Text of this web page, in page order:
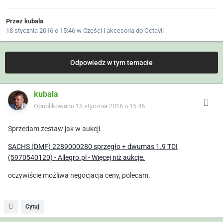
Przez kubala
18 stycznia 2016 o 15:46 w Części i akcesoria do Octavii
Odpowiedz w tym temacie
kubala
Opublikowano 18 stycznia 2016 o 15:46
Sprzedam zestaw jak w aukcji
SACHS (DMF) 2289000280 sprzęgło + dwumas 1.9 TDI
(5970540120) - Allegro.pl - Więcej niż aukcje.
oczywiście możliwa negocjacja ceny, polecam.
Cytuj